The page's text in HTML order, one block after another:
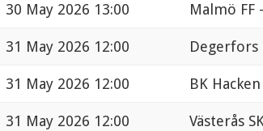
30 May 2026 13:00 Malmö FF
31 May 2026 12:00 Degerfors
31 May 2026 12:00 BK
31 May 2026 12:00 Västerås